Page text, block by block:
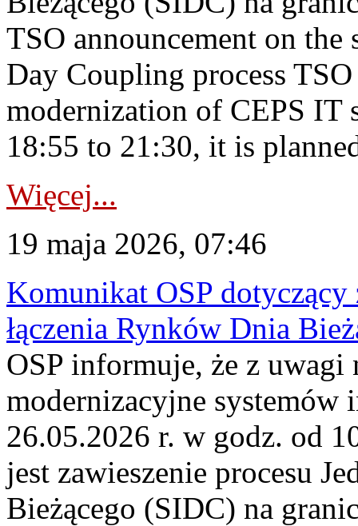
TSO announcement on
Day Coupling process
modernization of CEPS IT
18:55 to 21:30, it is
Więcej...
19 maja 2026, 07:46
Komunikat OSP dotyczący
łączenia Rynków Dnia
OSP informuje, że z uwagi
modernizacyjne
26.05.2026 r. w godz. od
jest zawieszenie procesu
Bieżącego (SIDC) na